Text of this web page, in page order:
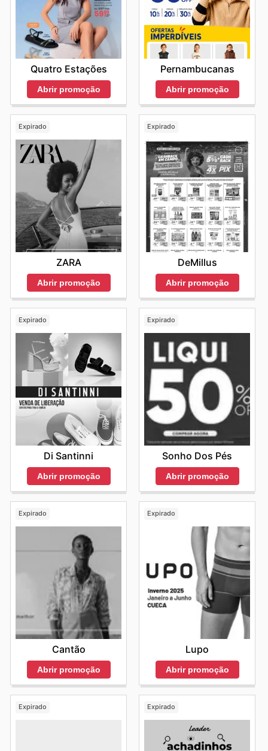
Quatro Estações
Abrir promoção
Pernambucanas
Abrir promoção
Expirado
ZARA
Abrir promoção
Expirado
DeMillus
Abrir promoção
Expirado
Di Santinni
Abrir promoção
Expirado
Sonho Dos Pés
Abrir promoção
Expirado
Cantão
Abrir promoção
Expirado
Lupo
Abrir promoção
Expirado Expirado